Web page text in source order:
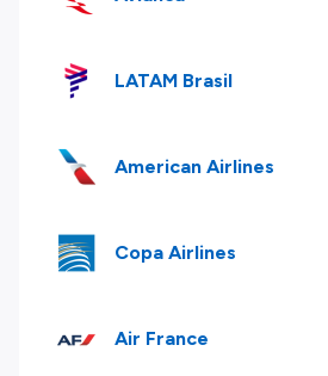
LATAM Brasil
American Airlines
Copa Airlines
Air France